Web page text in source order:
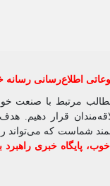
اطلاع‌رسانی رسانه
مرتبط با صنعت
قرار دهیم. هدف
شماست که می‌تواند
خوب، پایگاه خبری راهبرد